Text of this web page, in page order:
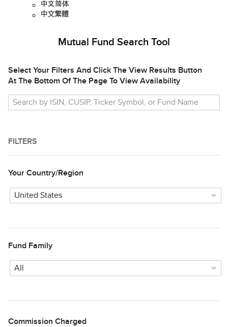
Mutual Fund Search Tool
Select Your Filters And Click The View Results Button
At The Bottom Of The Page To View Availability
Search by ISIN, CUSIP, Ticker Symbol, or Fund Name
FILTERS
Your Country/Region
Fund Family
Commission Charged